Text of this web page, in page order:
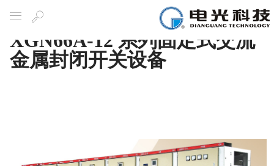
导航
搜
索
XGN66A-12 系列固定式交流
金属封闭开关设备